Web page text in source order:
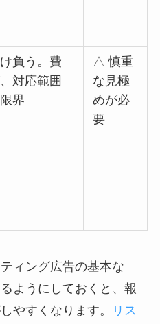
負う。費
対応範囲
界
△ 慎重
な見極
めが必
要
ィング広告の基本な
ようにしておくと、報
やすくなります。
リス